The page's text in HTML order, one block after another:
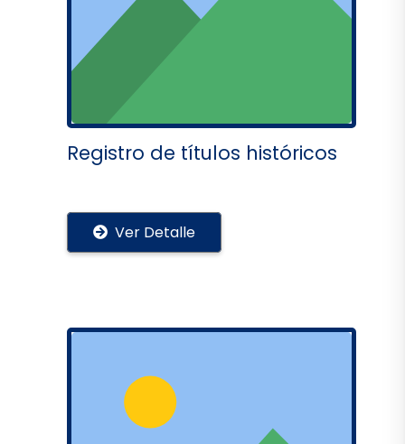
Registro de títulos históricos
Ver Detalle